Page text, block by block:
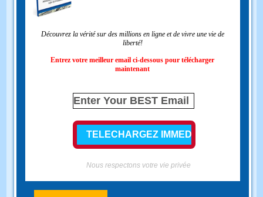
Découvrez la vérité sur des millions en ligne et de vivre une vie de
liberté!
Entrez votre meilleur email ci-dessous pour télécharger
maintenant
Nous respectons votre vie privée